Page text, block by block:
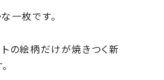
一枚です。
の絵柄だけが焼きつく新